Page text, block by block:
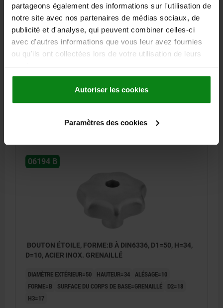
partageons également des informations sur l'utilisation de
notre site avec nos partenaires de médias sociaux, de
publicité et d'analyse, qui peuvent combiner celles-ci
avec d'autres informations que vous leur avez fournies
ou qu'ils ont collectées lors de votre utilisation de leurs
Autoriser les cookies
Paramètres des cookies
D=8, ACIER INOX. GRENAILLÉ
SURFACE DU CORPS DE BASE=GRENAILLÉ D2=14 H3=13
06194-240083
DÉTAILS
06194 B
BOUTON ÉTOILE, FORME:B À DIN6336, D1=50, H=34,
D=10, ACIER INOX. GRENAILLÉ
DIAMÈTRE EXTÉRIEUR=50 HAUTEUR=34 ALÉSAGE=10
FORME=B
SURFACE DU CORPS DE BASE=GRENAILLÉ
D2=18
H3=17